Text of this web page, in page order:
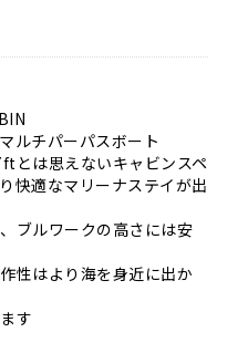
ルチパーパスボート
とは思えないキャビンスペ
快適なマリーナステイが出
ブルワークの高さには安
性はより海を身近に出か
す